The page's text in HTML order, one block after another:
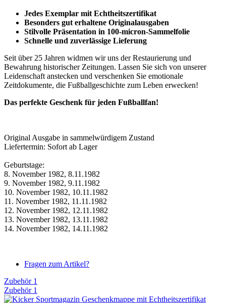
Jedes Exemplar mit Echtheitszertifikat
Besonders gut erhaltene Originalausgaben
Stilvolle Präsentation in 100-micron-Sammelfolie
Schnelle und zuverlässige Lieferung
Seit über 25 Jahren widmen wir uns der Restaurierung und
Bewahrung historischer Zeitungen. Lassen Sie sich von unserer
Leidenschaft anstecken und verschenken Sie emotionale
Zeitdokumente, die Fußballgeschichte zum Leben erwecken!
Das perfekte Geschenk für jeden Fußballfan!
Original Ausgabe in sammelwürdigem Zustand
Liefertermin: Sofort ab Lager
Geburtstage:
8. November 1982, 8.11.1982
9. November 1982, 9.11.1982
10. November 1982, 10.11.1982
11. November 1982, 11.11.1982
12. November 1982, 12.11.1982
13. November 1982, 13.11.1982
14. November 1982, 14.11.1982
Fragen zum Artikel?
Zubehör 1
Zubehör 1